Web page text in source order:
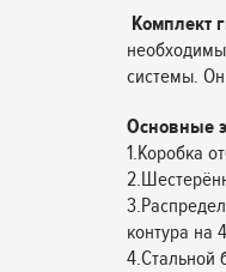
Комплект
системы.
Основные
1.Коробка
контура на
4.Стальной